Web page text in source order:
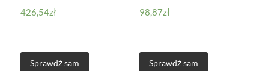
426,54zł
Sprawdź sam
98,87zł
Sprawdź sam